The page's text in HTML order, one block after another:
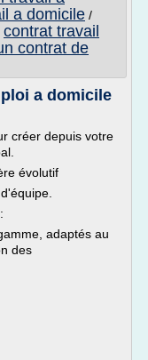
a domicile /
contrat travail
contrat de
a domicile
créer depuis votre
évolutif
adaptés au
des